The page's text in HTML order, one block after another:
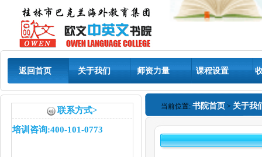
返回首页 关于我们 师资力量 课程设置
当前位置: 书院首页 > 关于我
联系方式>
培训咨询:400-101-0773